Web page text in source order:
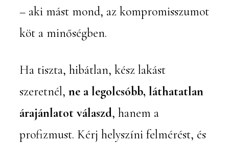
– aki mást mond, az kompromisszumot
köt a minőségben.
Ha tiszta, hibátlan, kész lakást
szeretnél, ne a legolcsóbb, láthatatlan
árajánlatot válaszd, hanem a
profizmust. Kérj helyszíni felmérést, és